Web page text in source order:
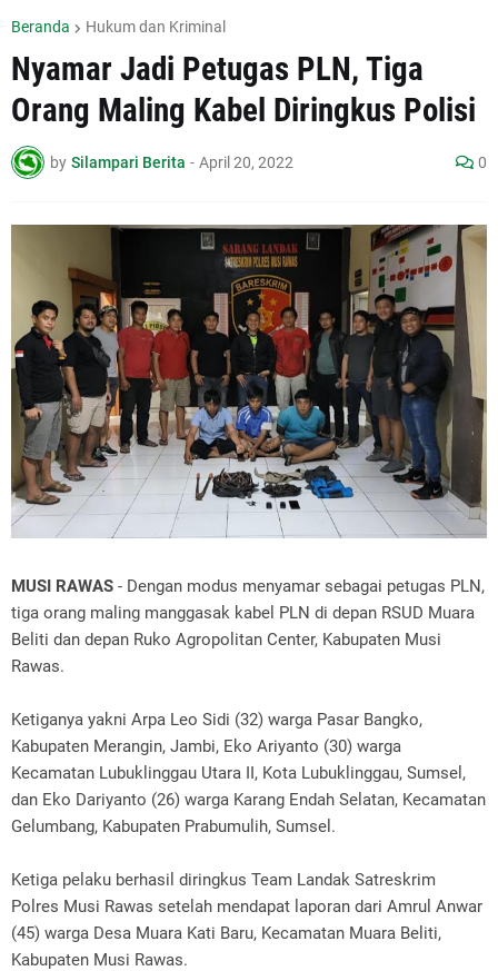
Beranda Hukum dan Kriminal
Nyamar Jadi Petugas PLN, Tiga
Orang Maling Kabel Diringkus Polisi
by Silampari Berita - April 20, 2022 0
MUSI RAWAS - Dengan modus menyamar sebagai petugas PLN,
tiga orang maling manggasak kabel PLN di depan RSUD Muara
Beliti dan depan Ruko Agropolitan Center, Kabupaten Musi
Rawas.
Ketiganya yakni Arpa Leo Sidi (32) warga Pasar Bangko,
Kabupaten Merangin, Jambi, Eko Ariyanto (30) warga
Kecamatan Lubuklinggau Utara II, Kota Lubuklinggau, Sumsel,
dan Eko Dariyanto (26) warga Karang Endah Selatan, Kecamatan
Gelumbang, Kabupaten Prabumulih, Sumsel.
Ketiga pelaku berhasil diringkus Team Landak Satreskrim
Polres Musi Rawas setelah mendapat laporan dari Amrul Anwar
(45) warga Desa Muara Kati Baru, Kecamatan Muara Beliti,
Kabupaten Musi Rawas.